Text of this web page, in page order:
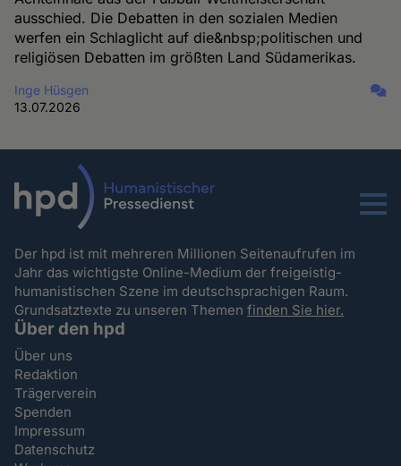
ausschied. Die Debatten in den sozialen Medien
werfen ein Schlaglicht auf die&nbsp;politischen und
religiösen Debatten im größten Land Südamerikas.
Inge Hüsgen
13.07.2026
Menu
Der hpd ist mit mehreren Millionen Seitenaufrufen im
Jahr das wichtigste Online-Medium der freigeistig-
humanistischen Szene im deutschsprachigen Raum.
Grundsatztexte zu unseren Themenfinden Sie hier.
Über den hpd
Über uns
Redaktion
Trägerverein
Spenden
Impressum
Datenschutz